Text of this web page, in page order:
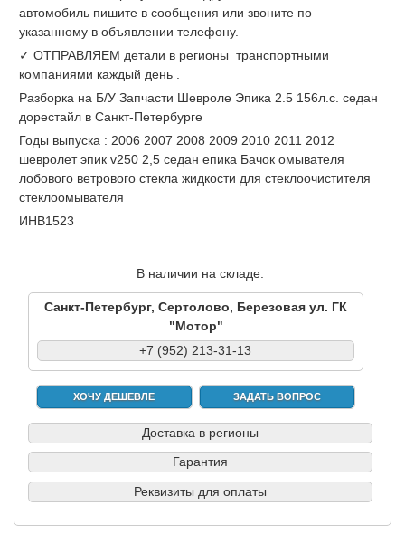
автомобиль пишите в сообщения или звоните по
указанному в объявлении телефону.
✓ ОТПРАВЛЯЕМ детали в регионы транспортными
компаниями каждый день .
Разборка на Б/У Запчасти Шевроле Эпика 2.5 156л.с. седан
дорестайл в Санкт-Петербурге
Годы выпуска : 2006 2007 2008 2009 2010 2011 2012
шевролет эпик v250 2,5 седан епика Бачок омывателя
лобового ветрового стекла жидкости для стеклоочистителя
стеклоомывателя
ИНВ1523
В наличии на складе:
Санкт-Петербург, Сертолово, Березовая ул. ГК
"Мотор"
+7 (952) 213-31-13
ХОЧУ ДЕШЕВЛЕ ЗАДАТЬ ВОПРОС
Доставка в регионы
Гарантия
Реквизиты для оплаты